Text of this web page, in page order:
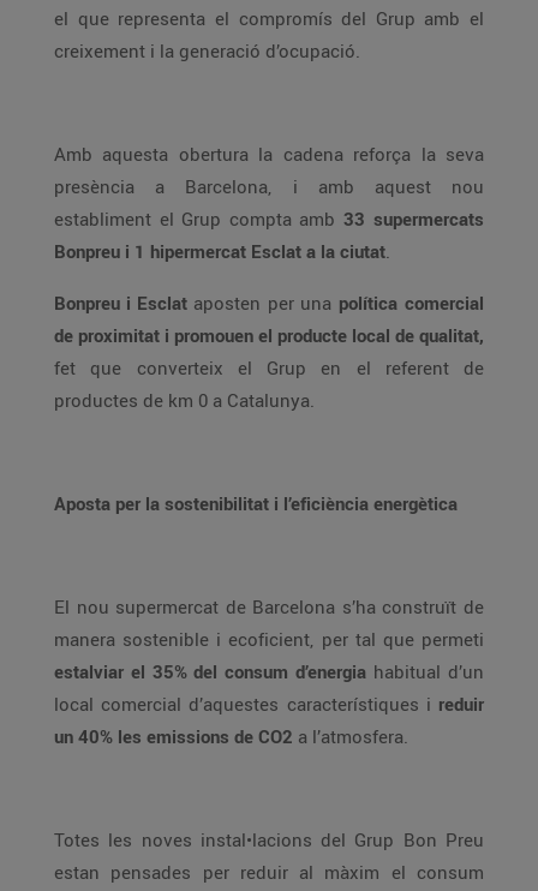
el que representa el compromís del Grup amb el
creixement i la generació d’ocupació.
Amb aquesta obertura la cadena reforça la seva
presència a Barcelona, i amb aquest nou
establiment el Grup compta amb 33 supermercats
Bonpreu i 1 hipermercat Esclat a la ciutat.
Bonpreu i Esclat aposten per una política comercial
de proximitat i promouen el producte local de qualitat,
fet que converteix el Grup en el referent de
productes de km 0 a Catalunya.
Aposta per la sostenibilitat i l’eficiència energètica
El nou supermercat de Barcelona s’ha construït de
manera sostenible i ecoficient, per tal que permeti
estalviar el 35% del consum d’energia habitual d’un
local comercial d’aquestes característiques i reduir
un 40% les emissions de CO2 a l’atmosfera.
Totes les noves instal•lacions del Grup Bon Preu
estan pensades per reduir al màxim el consum